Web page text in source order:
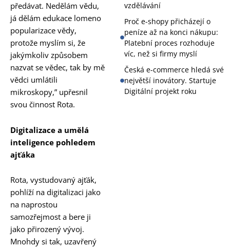
předávat. Nedělám vědu,
já dělám edukace lomeno
popularizace vědy,
protože myslím si, že
jakýmkoliv způsobem
nazvat se vědec, tak by mě
vědci umlátili
mikroskopy,” upřesnil
svou činnost Rota.
Digitalizace a umělá
inteligence pohledem
ajťáka
Rota, vystudovaný ajťák,
pohlíží na digitalizaci jako
na naprostou
samozřejmost a bere ji
jako přirozený vývoj.
Mnohdy si tak, uzavřený
vzdělávání
Proč e-shopy přicházejí o
peníze až na konci nákupu:
Platební proces rozhoduje
víc, než si firmy myslí
Česká e-commerce hledá své
největší inovátory. Startuje
Digitální projekt roku